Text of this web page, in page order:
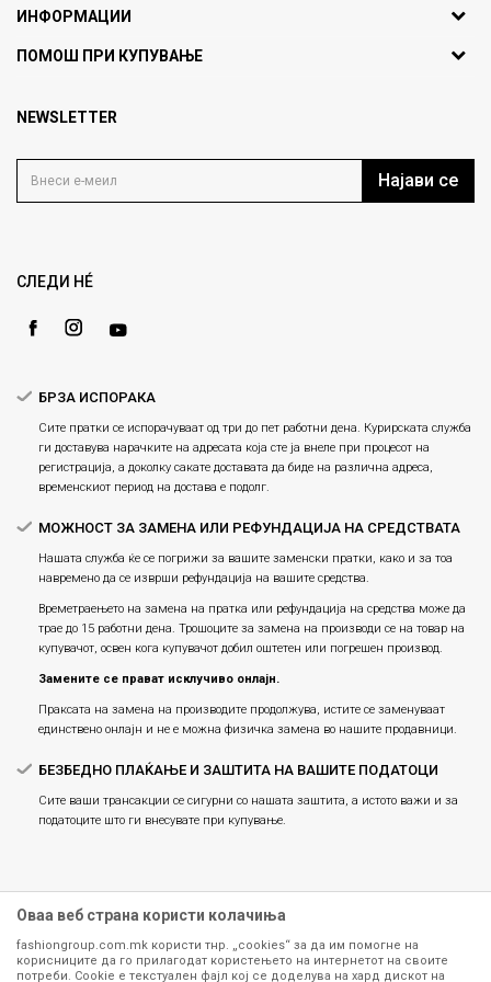
ИНФОРМАЦИИ
За нас
Продавници
Блог
Gift Card
ПОМОШ ПРИ КУПУВАЊЕ
Политика на приватност
Како да купите
Замена и рефундација на производи
NEWSLETTER
Најави се
СЛЕДИ НÉ
БРЗА ИСПОРАКА
Сите пратки се испорачуваат од три до пет работни дена. Курирската служба
ги доставува нарачките на адресата која сте ја внеле при процесот на
регистрација, а доколку сакате доставата да биде на различна адреса,
временскиот период на достава е подолг.
МОЖНОСТ ЗА ЗАМЕНА ИЛИ РЕФУНДАЦИЈА НА СРЕДСТВАТА
Нашата служба ќе се погрижи за вашите заменски пратки, како и за тоа
навремено да се изврши рефундација на вашите средства.
Времетраењето на замена на пратка или рефундацијa на средства може да
трае до 15 работни дена. Трошоците за замена на производи се на товар на
купувачот, освен кога купувачот добил оштетен или погрешен производ.
Замените се прават исклучиво онлајн.
Праксата на замена на производите продолжува, истите се заменуваат
единствено онлајн и не е можна физичка замена во нашите продавници.
БЕЗБЕДНО ПЛАЌАЊЕ И ЗАШТИТА НА ВАШИТЕ ПОДАТОЦИ
Сите ваши трансакции се сигурни со нашата заштита, а истото важи и за
податоците што ги внесувате при купување.
Оваа веб страна користи колачиња
fashiongroup.com.mk користи тнр. „cookies“ за да им помогне на
корисниците да го прилагодат користењето на интернетот на своите
потреби. Cookie е текстуален фајл кој се доделува на хард дискот на